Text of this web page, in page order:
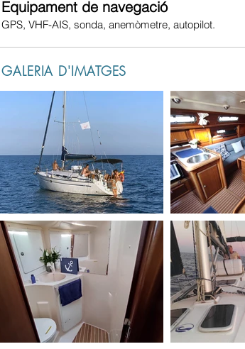
Equipament de navegació
GPS, VHF-AIS, sonda, anemòmetre, autopilot.
GALERIA D'IMATGES